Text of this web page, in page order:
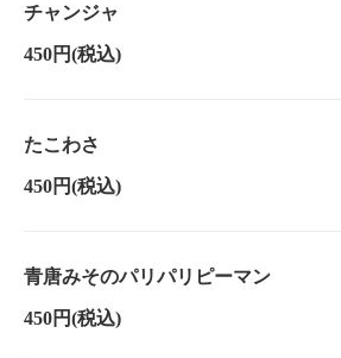
チャンジャ
450円(税込)
たこわさ
450円(税込)
青唐みそのパリパリピーマン
450円(税込)